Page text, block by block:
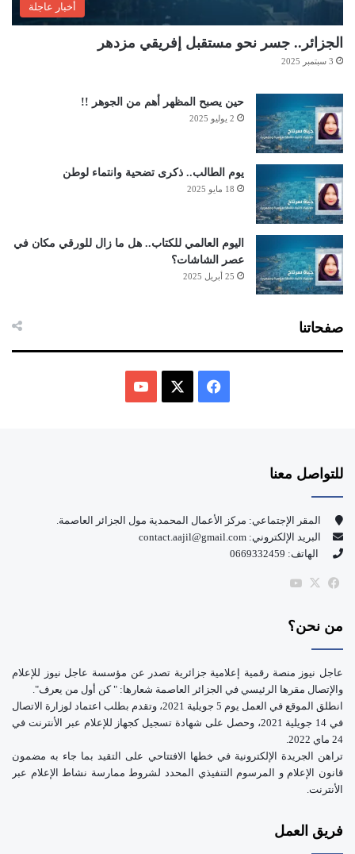
أخبار عاجلة
الجزائر.. جسر نحو مستقبل إفريقي مزدهر
3 سبتمبر 2025
حين يصبح المظهر أهم من الجوهر !!
2 يوليو 2025
يوم الطالب.. ذكرى تضحية وانتماء لوطن
18 مايو 2025
اليوم العالمي للكتاب.. هل ما زال للورقي مكان في
عصر الشاشات؟
25 أبريل 2025
صفحاتنا
و
ك
للتواصل معنا
المقر الإجتماعي: مركز الأعمال المحمدية مول الجزائر العاصمة.
البريد الإلكتروني: contact.aajil@gmail.com
الهاتف: 0669332459
فيسبوك
‫X
من نحن؟
عاجل نيوز منصة رقمية إعلامية جزائرية تصدر عن مؤسسة عاجل نيوز للإعلام
والإتصال مقرها الرئيسي في الجزائر العاصمة شعارها: " كن أول من يعرف".
انطلق الموقع في العمل يوم 5 جويلية 2021، وتقدم بطلب اعتماد لوزارة الاتصال
في 14 جويلية 2021، وحصل على شهادة تسجيل كجهاز للإعلام عبر الأنترنت في
24 ماي 2022.
تراهن الجريدة الإلكترونية في خطها الافتتاحي على التقيد بما جاء به مضمون
قانون الإعلام و المرسوم التنفيذي المحدد لشروط ممارسة نشاط الإعلام عبر
الأنترنت.
فريق العمل